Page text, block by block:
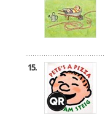
15.